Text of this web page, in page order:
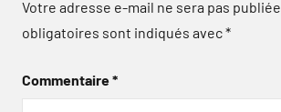
Votre adresse e-mail ne sera pas publiée.
obligatoires sont indiqués avec*
Commentaire*